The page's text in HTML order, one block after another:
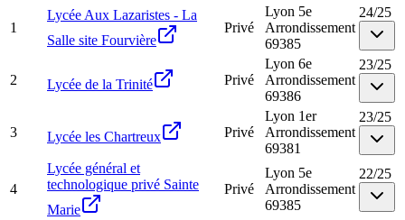
1
Lycée Aux Lazaristes - La
Salle site Fourvière
Privé
Lyon 5e
Arrondissement
69385
24/25
2 Lycée de la Trinité Privé
Lyon 6e
Arrondissement
69386
23/25
3 Lycée les Chartreux Privé
Lyon 1er
Arrondissement
69381
23/25
4
Lycée général et
technologique privé Sainte
Marie
Privé
Lyon 5e
Arrondissement
69385
22/25